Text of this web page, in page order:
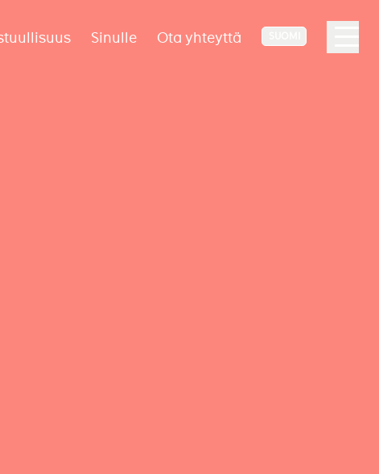
Sinulle Ota yhteyttä